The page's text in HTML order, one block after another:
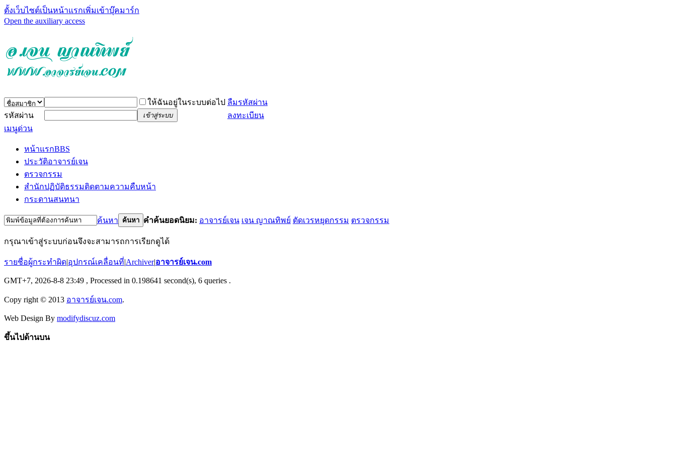
ตั้งเว็บไซต์เป็นหน้าแรกเพิ่มเข้าบุ๊คมาร์ก
Open the auxiliary access
ให้ฉันอยู่ในระบบต่อไป ลืมรหัสผ่าน
รหัสผ่าน
เข้าสู่ระบบ
ลงทะเบียน
เมนูด่วน
หน้าแรกBBS
ประวัติอาจารย์เจน
ตรวจกรรม
สำนักปฏิบัติธรรมติดตามความคืบหน้า
กระดานสนทนา
ค้นหา ค้นหา คำค้นยอดนิยม: อาจารย์เจน เจน ญาณทิพย์ ตัดเวรหยุดกรรม ตรวจกรรม
กรุณาเข้าสู่ระบบก่อนจึงจะสามารถการเรียกดูได้
รายชื่อผู้กระทำผิด|อุปกรณ์เคลื่อนที่|Archiver|อาจารย์เจน.com
GMT+7, 2026-8-8 23:49 , Processed in 0.198641 second(s), 6 queries .
Copy right © 2013 อาจารย์เจน.com.
Web Design By modifydiscuz.com
ขึ้นไปด้านบน